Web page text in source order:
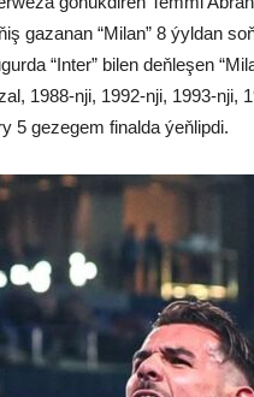
gazanan “Milan” 8 ýyldan
“Inter” bilen deňleşen
1988-nji, 1992-nji, 1993-nji,
5 gezegem finalda ýeňlipdi.